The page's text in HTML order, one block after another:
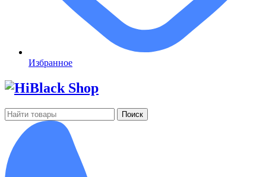
Избранное
Поиск